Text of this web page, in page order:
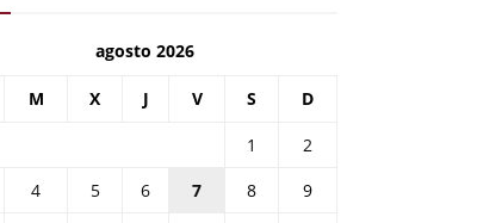
agosto 2026
M X J V S D
1
2
4 5 6 7 8
9